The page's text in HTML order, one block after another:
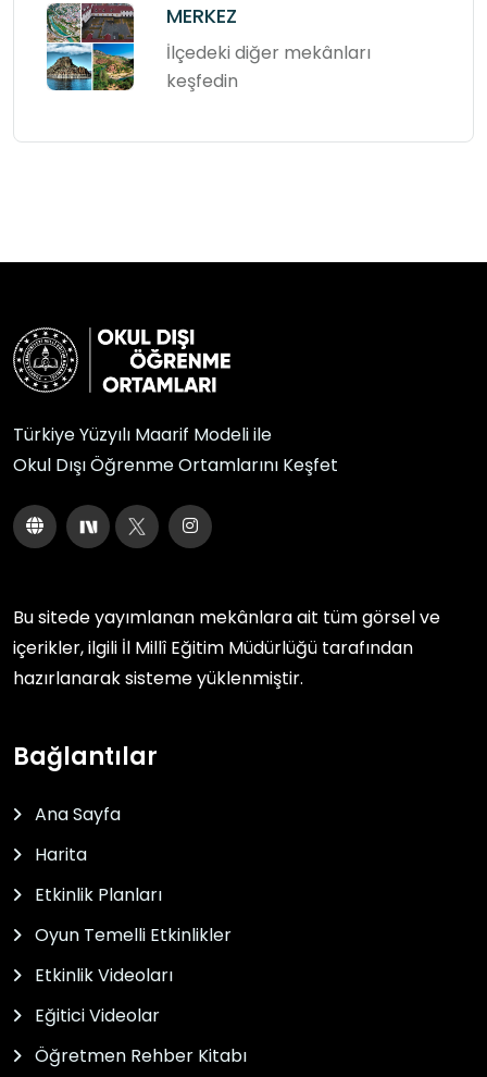
MERKEZ
İlçedeki diğer mekânları
keşfedin
Türkiye Yüzyılı Maarif Modeli ile
Okul Dışı Öğrenme Ortamlarını Keşfet
Bu sitede yayımlanan mekânlara ait tüm görsel ve
içerikler, ilgili İl Millî Eğitim Müdürlüğü tarafından
hazırlanarak sisteme yüklenmiştir.
Bağlantılar
Ana Sayfa
Harita
Etkinlik Planları
Oyun Temelli Etkinlikler
Etkinlik Videoları
Eğitici Videolar
Öğretmen Rehber Kitabı